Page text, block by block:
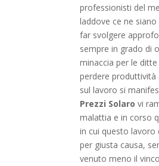
professionisti del
laddove ce ne
far svolgere
sempre in grado di
minaccia per le
perdere produttività
sul lavoro si
Prezzi Solaro vi
malattia e in corso
in cui questo lavoro
per giusta causa,
venuto meno il